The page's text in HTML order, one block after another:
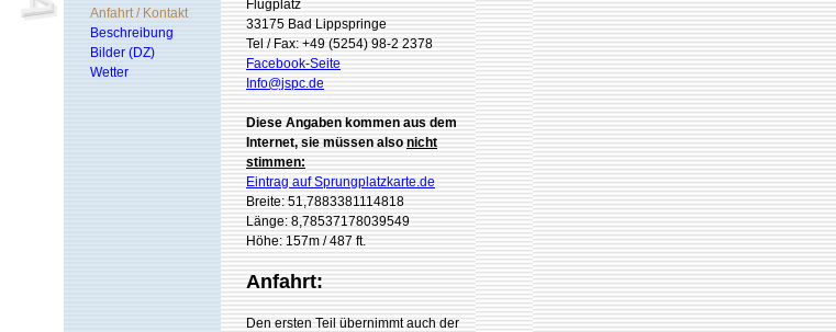
Anfahrt / Kontakt
Beschreibung
Bilder (DZ)
Wetter
Flugplatz
33175 Bad Lippspringe
Tel / Fax: +49 (5254) 98-2 2378
Facebook-Seite
Info@jspc.de
Diese Angaben kommen aus dem
Internet, sie müssen alsonicht
stimmen:
Eintrag auf Sprungplatzkarte.de
Breite: 51,7883381114818
Länge: 8,78537178039549
Höhe: 157m / 487 ft.
Anfahrt:
Den ersten Teil übernimmt auch der